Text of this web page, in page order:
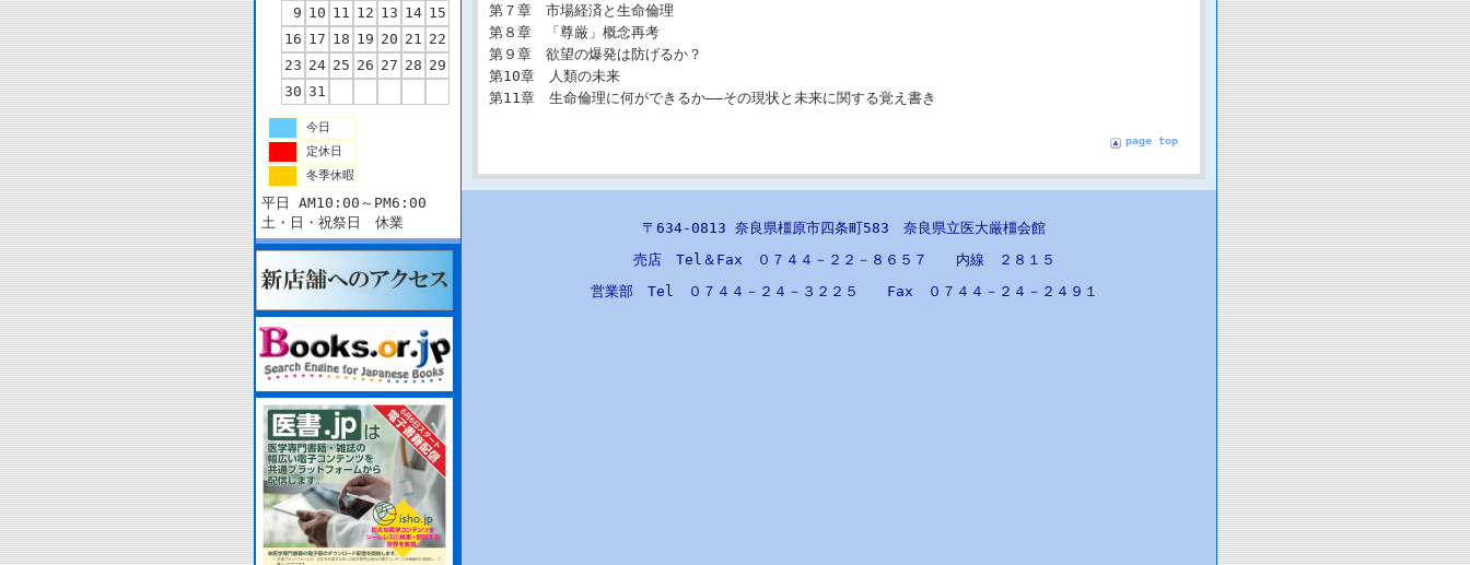
9 10 11 12 13 14 15
16 17 18 19 20 21 22
23 24 25 26 27 28 29
30 31
今日
定休日
冬季休暇
平日 AM10:00～PM6:00
土・日・祝祭日 休業
第７章 市場経済と生命倫理
第８章 「尊厳」概念再考
第９章 欲望の爆発は防げるか？
第10章 人類の未来
第11章 生命倫理に何ができるか――その現状と未来に関する覚え書き
page top
〒634-0813 奈良県橿原市四条町583 奈良県立医大厳橿会館
売店 Tel＆Fax ０７４４－２２－８６５７ 内線 ２８１５
営業部 Tel ０７４４－２４－３２２５ Fax ０７４４－２４－２４９１